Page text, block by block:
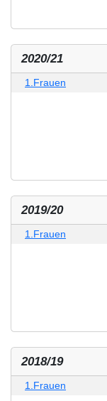
2020/21
1.Frauen
2019/20
1.Frauen
2018/19
1.Frauen